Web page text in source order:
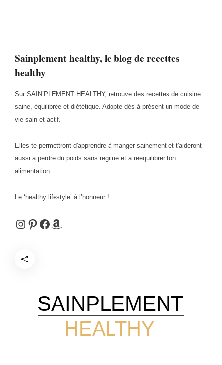
Sainplement healthy, le blog de recettes
healthy
Sur SAIN’PLEMENT HEALTHY, retrouve des recettes de cuisine
saine, équilibrée et diététique. Adopte dès à présent un mode de
vie sain et actif.
Elles te permettront d'apprendre à manger sainement et t'aideront
aussi à perdre du poids sans régime et à rééquilibrer ton
alimentation.
Le ‘healthy lifestyle’ à l’honneur !
Instagram
Pinterest
Facebook
Amazon
HEALTHY
SAINPLEMENT